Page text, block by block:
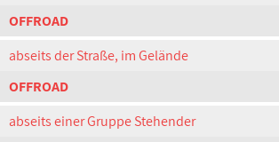
OFFROAD
abseits der Straße, im Gelände
OFFROAD
abseits einer Gruppe Stehender